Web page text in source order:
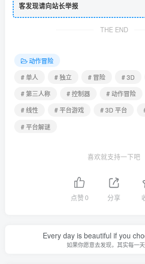
客发现请向站长举报
THE END
动作冒险
# 单人
# 独立 # 冒险 # 3D
# 第三人称
# 控制器 # 动作冒险
# 线性
# 平台游戏 # 3D 平台
# 平台解谜
喜欢就支持一下吧
点赞0 分享
Every day is beautiful if you
如果你愿意去发现，其实每一